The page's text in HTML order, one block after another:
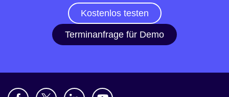
Kostenlos testen
Terminanfrage für Demo